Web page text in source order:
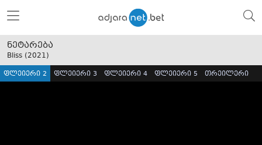
ნეტარება
Bliss (2021)
ფლეიერი 2 ფლეიერი 3 ფლეიერი 4 ფლეიერი 5 თრეილერი